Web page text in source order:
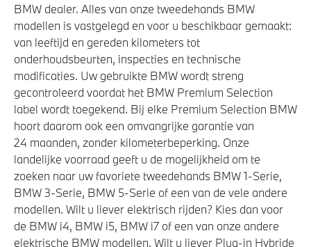
BMW dealer. Alles van onze tweedehands BMW
modellen is vastgelegd en voor u beschikbaar gemaakt:
van leeftijd en gereden kilometers tot
onderhoudsbeurten, inspecties en technische
modificaties. Uw gebruikte BMW wordt streng
gecontroleerd voordat het BMW Premium Selection
label wordt toegekend. Bij elke Premium Selection BMW
hoort daarom ook een omvangrijke garantie van
24 maanden, zonder kilometerbeperking. Onze
landelijke voorraad geeft u de mogelijkheid om te
zoeken naar uw favoriete tweedehands BMW 1-Serie,
BMW 3-Serie, BMW 5-Serie of een van de vele andere
modellen. Wilt u liever elektrisch rijden? Kies dan voor
de BMW i4, BMW i5, BMW i7 of een van onze andere
elektrische BMW modellen. Wilt u liever Plug-in Hybride